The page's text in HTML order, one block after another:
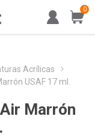
0
Acrílicas
USAF 17 ml.
Marrón